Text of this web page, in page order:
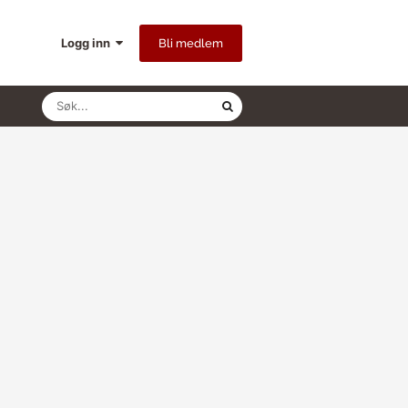
Logg inn Bli medlem